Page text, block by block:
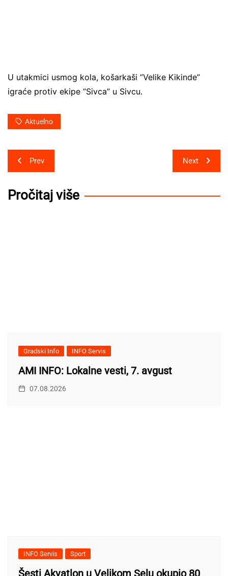
U utakmici usmog kola, košarkaši ”Velike Kikinde”
igraće protiv ekipe ”Sivca” u Sivcu.
Aktuelno
Post
navigation
Prev Next
Pročitaj više
Gradski Info INFO Servis
AMI INFO: Lokalne vesti, 7. avgust
07.08.2026
INFO Servis Sport
Šesti Akvatlon u Velikom Selu okupio 80